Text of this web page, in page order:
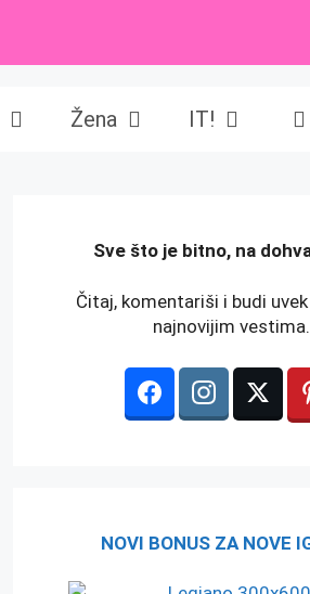
Žena IT!
️Sve što je bitno, na
Čitaj, komentariši i budi
najnovijim vestima.
NOVI BONUS ZA NOVE